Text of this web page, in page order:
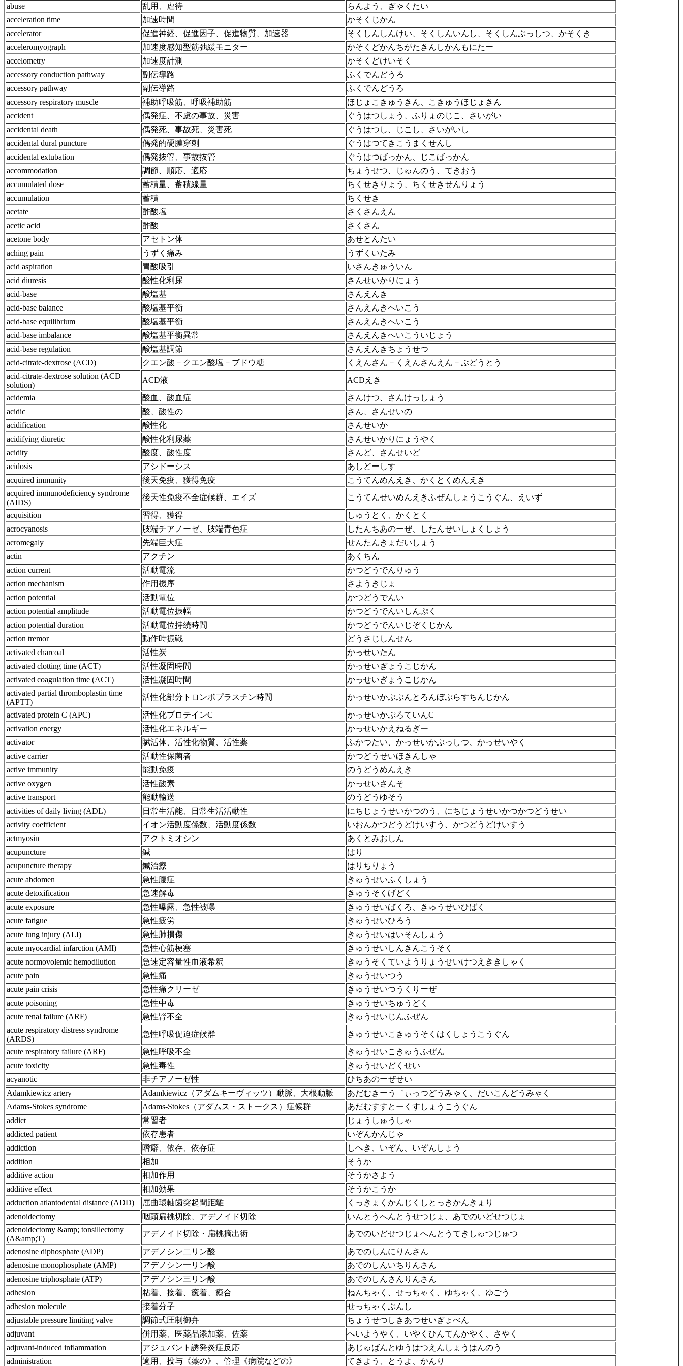
abuse 乱用、虐待
らんよう、ぎゃくたい
acceleration time
加速時間
かそくじかん
accelerator
促進神経、促進因子、促進物質、加速器
そくしんしんけい、そくしんいんし、そくしんぶっしつ、かそくき
acceleromyograph
加速度感知型筋弛緩モニター
かそくどかんちがたきんしかんもにたー
accelometry
加速度計測
かそくどけいそく
accessory conduction pathway
副伝導路
ふくでんどうろ
accessory pathway
副伝導路
ふくでんどうろ
accessory respiratory muscle
補助呼吸筋、呼吸補助筋
ほじょこきゅうきん、こきゅうほじょきん
accident
偶発症、不慮の事故、災害
ぐうはつしょう、ふりょのじこ、さいがい
accidental death
偶発死、事故死、災害死
ぐうはつし、じこし、さいがいし
accidental dural puncture
偶発的硬膜穿刺
ぐうはつてきこうまくせんし
accidental extubation
偶発抜管、事故抜管
ぐうはつばっかん、じこばっかん
accommodation
調節、順応、適応
ちょうせつ、じゅんのう、てきおう
accumulated dose
蓄積量、蓄積線量
ちくせきりょう、ちくせきせんりょう
accumulation
蓄積
ちくせき
acetate
酢酸塩
さくさんえん
acetic acid
酢酸
さくさん
acetone body
アセトン体
あせとんたい
aching pain
うずく痛み
うずくいたみ
acid aspiration
胃酸吸引
いさんきゅういん
acid diuresis
酸性化利尿
さんせいかりにょう
acid-base
酸塩基
さんえんき
acid-base balance
酸塩基平衡
さんえんきへいこう
acid-base equilibrium
酸塩基平衡
さんえんきへいこう
acid-base imbalance
酸塩基平衡異常
さんえんきへいこういじょう
acid-base regulation
酸塩基調節
さんえんきちょうせつ
acid-citrate-dextrose (ACD)
クエン酸－クエン酸塩－ブドウ糖
くえんさん－くえんさんえん－ぶどうとう
acid-citrate-dextrose solution (ACD
solution)
ACD液 ACDえき
acidemia 酸血、酸血症
さんけつ、さんけっしょう
acidic
酸、酸性の
さん、さんせいの
acidification
酸性化
さんせいか
acidifying diuretic
酸性化利尿薬
さんせいかりにょうやく
acidity
酸度、酸性度
さんど、さんせいど
acidosis
アシドーシス
あしどーしす
acquired immunity
後天免疫、獲得免疫
こうてんめんえき、かくとくめんえき
acquired immunodeficiency syndrome
(AIDS)
後天性免疫不全症候群、エイズ こうてんせいめんえきふぜんしょうこうぐん、えいず
acquisition 習得、獲得
しゅうとく、かくとく
acrocyanosis
肢端チアノーゼ、肢端青色症
したんちあのーぜ、したんせいしょくしょう
acromegaly
先端巨大症
せんたんきょだいしょう
actin
アクチン
あくちん
action current
活動電流
かつどうでんりゅう
action mechanism
作用機序
さようきじょ
action potential
活動電位
かつどうでんい
action potential amplitude
活動電位振幅
かつどうでんいしんぷく
action potential duration
活動電位持続時間
かつどうでんいじぞくじかん
action tremor
動作時振戦
どうさじしんせん
activated charcoal
活性炭
かっせいたん
activated clotting time (ACT)
活性凝固時間
かっせいぎょうこじかん
activated coagulation time (ACT)
活性凝固時間
かっせいぎょうこじかん
activated partial thromboplastin time
(APTT)
活性化部分トロンボプラスチン時間 かっせいかぶぶんとろんぼぷらすちんじかん
activated protein C (APC) 活性化プロテインC
かっせいかぷろていんC
activation energy
活性化エネルギー
かっせいかえねるぎー
activator
賦活体、活性化物質、活性薬
ふかつたい、かっせいかぶっしつ、かっせいやく
active carrier
活動性保菌者
かつどうせいほきんしゃ
active immunity
能動免疫
のうどうめんえき
active oxygen
活性酸素
かっせいさんそ
active transport
能動輸送
のうどうゆそう
activities of daily living (ADL)
日常生活能、日常生活活動性
にちじょうせいかつのう、にちじょうせいかつかつどうせい
activity coefficient
イオン活動度係数、活動度係数
いおんかつどうどけいすう、かつどうどけいすう
actmyosin
アクトミオシン
あくとみおしん
acupuncture
鍼
はり
acupuncture therapy
鍼治療
はりちりょう
acute abdomen
急性腹症
きゅうせいふくしょう
acute detoxification
急速解毒
きゅうそくげどく
acute exposure
急性曝露、急性被曝
きゅうせいばくろ、きゅうせいひばく
acute fatigue
急性疲労
きゅうせいひろう
acute lung injury (ALI)
急性肺損傷
きゅうせいはいそんしょう
acute myocardial infarction (AMI)
急性心筋梗塞
きゅうせいしんきんこうそく
acute normovolemic hemodilution
急速定容量性血液希釈
きゅうそくていようりょうせいけつえききしゃく
acute pain
急性痛
きゅうせいつう
acute pain crisis
急性痛クリーゼ
きゅうせいつうくりーぜ
acute poisoning
急性中毒
きゅうせいちゅうどく
acute renal failure (ARF)
急性腎不全
きゅうせいじんふぜん
acute respiratory distress syndrome
(ARDS)
急性呼吸促迫症候群 きゅうせいこきゅうそくはくしょうこうぐん
acute respiratory failure (ARF) 急性呼吸不全
きゅうせいこきゅうふぜん
acute toxicity
急性毒性
きゅうせいどくせい
acyanotic
非チアノーゼ性
ひちあのーぜせい
Adamkiewicz artery
Adamkiewicz（アダムキーヴィッツ）動脈、大根動脈
あだむきーう゛ぃっつどうみゃく、だいこんどうみゃく
Adams-Stokes syndrome
Adams-Stokes（アダムス・ストークス）症候群
あだむすすとーくすしょうこうぐん
addict
常習者
じょうしゅうしゃ
addicted patient
依存患者
いぞんかんじゃ
addiction
嗜癖、依存、依存症
しへき、いぞん、いぞんしょう
addition
相加
そうか
additive action
相加作用
そうかさよう
additive effect
相加効果
そうかこうか
adduction atlantodental distance (ADD)
屈曲環軸歯突起間距離
くっきょくかんじくしとっきかんきょり
adenoidectomy
咽頭扁桃切除、アデノイド切除
いんとうへんとうせつじょ、あでのいどせつじょ
adenoidectomy &amp; tonsillectomy
(A&amp;T)
アデノイド切除・扁桃摘出術 あでのいどせつじょへんとうてきしゅつじゅつ
adenosine diphosphate (ADP) アデノシン二リン酸
あでのしんにりんさん
adenosine monophosphate (AMP)
アデノシン一リン酸
あでのしんいちりんさん
adenosine triphosphate (ATP)
アデノシン三リン酸
あでのしんさんりんさん
adhesion
粘着、接着、癒着、癒合
ねんちゃく、せっちゃく、ゆちゃく、ゆごう
adhesion molecule
接着分子
せっちゃくぶんし
adjustable pressure limiting valve
調節式圧制御弁
ちょうせつしきあつせいぎょべん
adjuvant
併用薬、医薬品添加薬、佐薬
へいようやく、いやくひんてんかやく、さやく
adjuvant-induced inflammation
アジュバント誘発炎症反応
あじゅばんとゆうはつえんしょうはんのう
administration
適用、投与《薬の》、管理《病院などの》 てきよう、とうよ、かんり